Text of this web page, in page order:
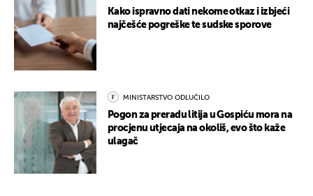
Kako ispravno dati nekome otkaz i izbjeći
najčešće pogreške te sudske sporove
MINISTARSTVO ODLUČILO
Pogon za preradu litija u Gospiću mora na
procjenu utjecaja na okoliš, evo što kaže
ulagač